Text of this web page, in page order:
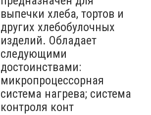
выпечки хлеба, тортов и
других хлебобулочных
изделий. Обладает
следующими
достоинствами:
микропроцессорная
система нагрева; система
контроля конт